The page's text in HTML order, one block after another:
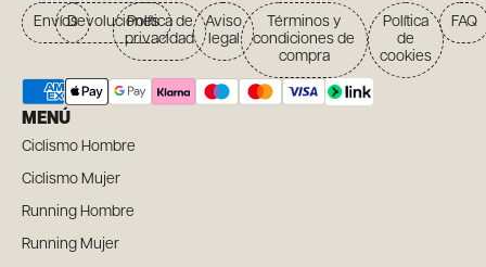
EnvíosDevolucionesPolítica de
privacidad
Aviso
legal
Términos y
condiciones de
compra
Política
de
cookies
FAQ
MENÚ
Ciclismo Hombre
Ciclismo Mujer
Running Hombre
Running Mujer